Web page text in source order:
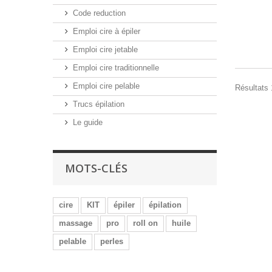
Code reduction
Emploi cire à épiler
Emploi cire jetable
Emploi cire traditionnelle
Emploi cire pelable
Trucs épilation
Le guide
MOTS-CLÉS
cire KIT épiler
épilation
massage
pro roll on
huile
pelable
perles
Résultats